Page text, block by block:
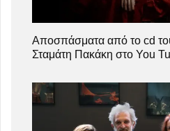
Αποσπάσματα από το cd
Σταμάτη Πακάκη στο You